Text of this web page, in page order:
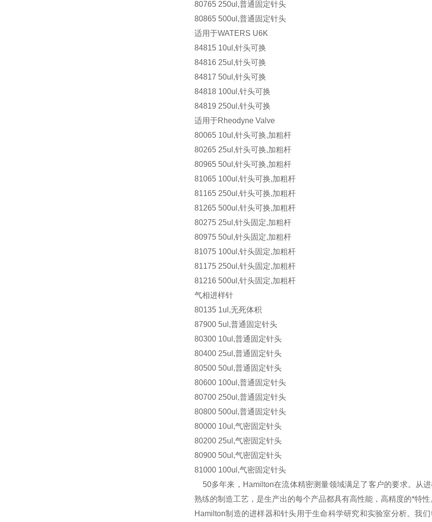
80765 250ul,普通固定针头
80865 500ul,普通固定针头
适用于WATERS U6K
84815 10ul,针头可换
84816 25ul,针头可换
84817 50ul,针头可换
84818 100ul,针头可换
84819 250ul,针头可换
适用于Rheodyne Valve
80065 10ul,针头可换,加粗杆
80265 25ul,针头可换,加粗杆
80965 50ul,针头可换,加粗杆
81065 100ul,针头可换,加粗杆
81165 250ul,针头可换,加粗杆
81265 500ul,针头可换,加粗杆
80275 25ul,针头固定,加粗杆
80975 50ul,针头固定,加粗杆
81075 100ul,针头固定,加粗杆
81175 250ul,针头固定,加粗杆
81216 500ul,针头固定,加粗杆
气相进样针
80135 1ul,无死体积
87900 5ul,普通固定针头
80300 10ul,普通固定针头
80400 25ul,普通固定针头
80500 50ul,普通固定针头
80600 100ul,普通固定针头
80700 250ul,普通固定针头
80800 500ul,普通固定针头
80000 10ul,气密固定针头
80200 25ul,气密固定针头
80900 50ul,气密固定针头
81000 100ul,气密固定针头
50多年来， Hamilton在流体精密测量领域满足了客户的要求。从
熟练的制造工艺，是生产出的每个产品都具有高性能，高精度的*特性
Hamilton制造的进样器和针头用于生命科学研究和实验室分析。我